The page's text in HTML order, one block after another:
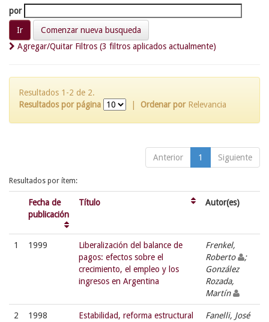
por
Comenzar nueva busqueda
Agregar/Quitar Filtros (3 filtros aplicados actualmente)
Resultados 1-2 de 2.
Resultados por página
Ordenar por Relevancia
Anterior 1 Siguiente
Resultados por ítem:
Fecha de
publicación
Título Autor(es)
1 1999
Liberalización del balance de
pagos: efectos sobre el
crecimiento, el empleo y los
ingresos en Argentina
Frenkel,
Roberto
;
González
Rozada,
Martín
2 1998
Estabilidad, reforma estructural
Fanelli, José